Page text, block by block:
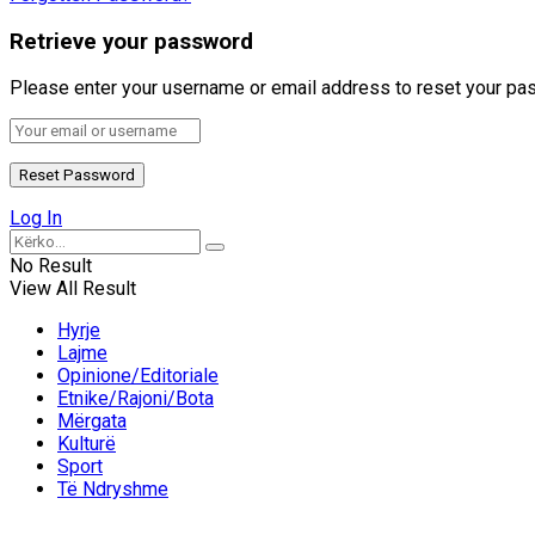
Retrieve your password
Please enter your username or email address to reset your
Log In
No Result
View All Result
Hyrje
Lajme
Opinione/Editoriale
Etnike/Rajoni/Bota
Mërgata
Kulturë
Sport
Të Ndryshme